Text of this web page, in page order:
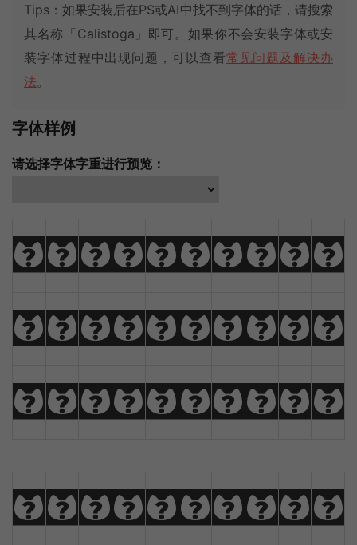
Tips：如果安装后在PS或AI中找不到字体的话，请搜索
其名称「Calistoga」即可。如果你不会安装字体或安
装字体过程中出现问题，可以查看常见问题及解决办
法。
字体样例
请选择字体字重进行预览：
ABCDEFGHIJ
KLMNOPQRST
UVWXYZÀÁÂÃ
abcdefghij